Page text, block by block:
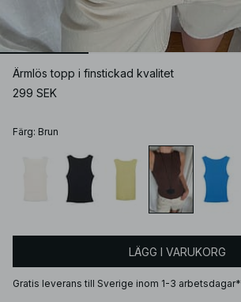
Ärmlös topp i finstickad kvalitet
299 SEK
Färg: Brun
LÄGG I VARUKORG
Gratis leverans till Sverige inom 1-3 arbetsdagar*